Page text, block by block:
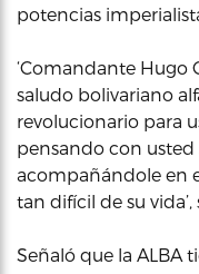
potencias
‘Comandante Hugo
saludo bolivariano
revolucionario para
pensando con
acompañándole en
tan difícil de su vida’,
Señaló que la ALBA